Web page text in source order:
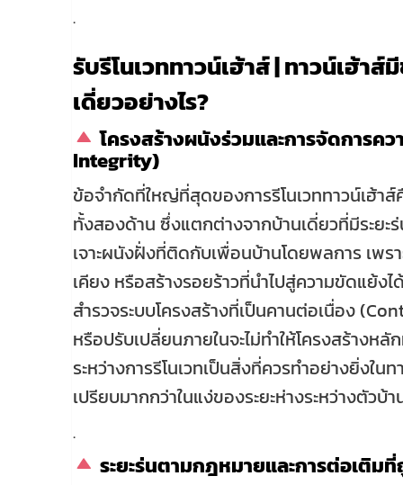
.
รับรีโนเวททาวน์เฮ้าส์ | ทาวน์เฮ้า
เดี่ยวอย่างไร?
โครงสร้างผนังร่วมและการจัดการค
Integrity)
ข้อจำกัดที่ใหญ่ที่สุดของการรีโนเวททาวน์เฮ้า
ทั้งสองด้าน ซึ่งแตกต่างจากบ้านเดี่ยวที่มีระยะ
เจาะผนังฝั่งที่ติดกับเพื่อนบ้านโดยพลการ เพ
เคียง หรือสร้างรอยร้าวที่นำไปสู่ความขัดแย้ง
สำรวจระบบโครงสร้างที่เป็นคานต่อเนื่อง
หรือปรับเปลี่ยนภายในจะไม่ทำให้โครงสร้าง
ระหว่างการรีโนเวทเป็นสิ่งที่ควรทำอย่างยิ่งใ
เปรียบมากกว่าในแง่ของระยะห่างระหว่างตัวบ้า
.
ระยะร่นตามกฎหมายและการต่อเติ